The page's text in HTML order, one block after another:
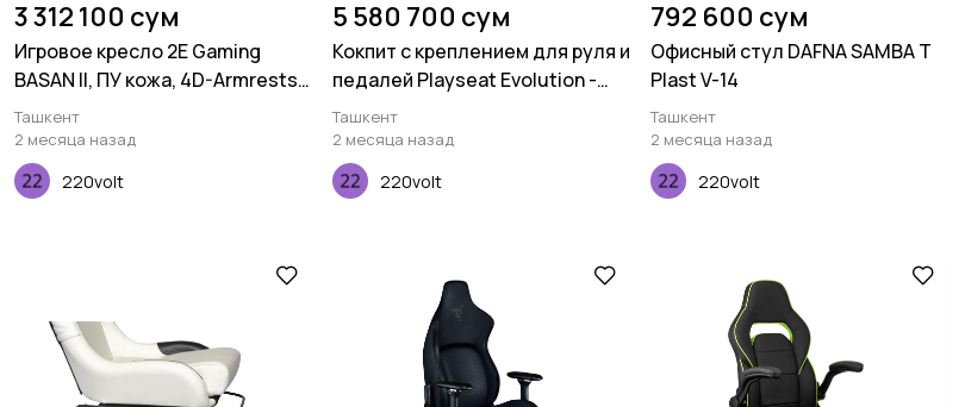
3 312 100 сум
Игровое кресло 2E Gaming
BASAN II, ПУ кожа, 4D-Armrests,
чёрно-красный
Ташкент
2 месяца назад
220volt
5 580 700 сум
Кокпит с креплением для руля и
педалей Playseat Evolution -
Black
Ташкент
2 месяца назад
220volt
792 600 сум
Офисный стул DAFNA SAMBA T
Plast V-14
Ташкент
2 месяца назад
220volt